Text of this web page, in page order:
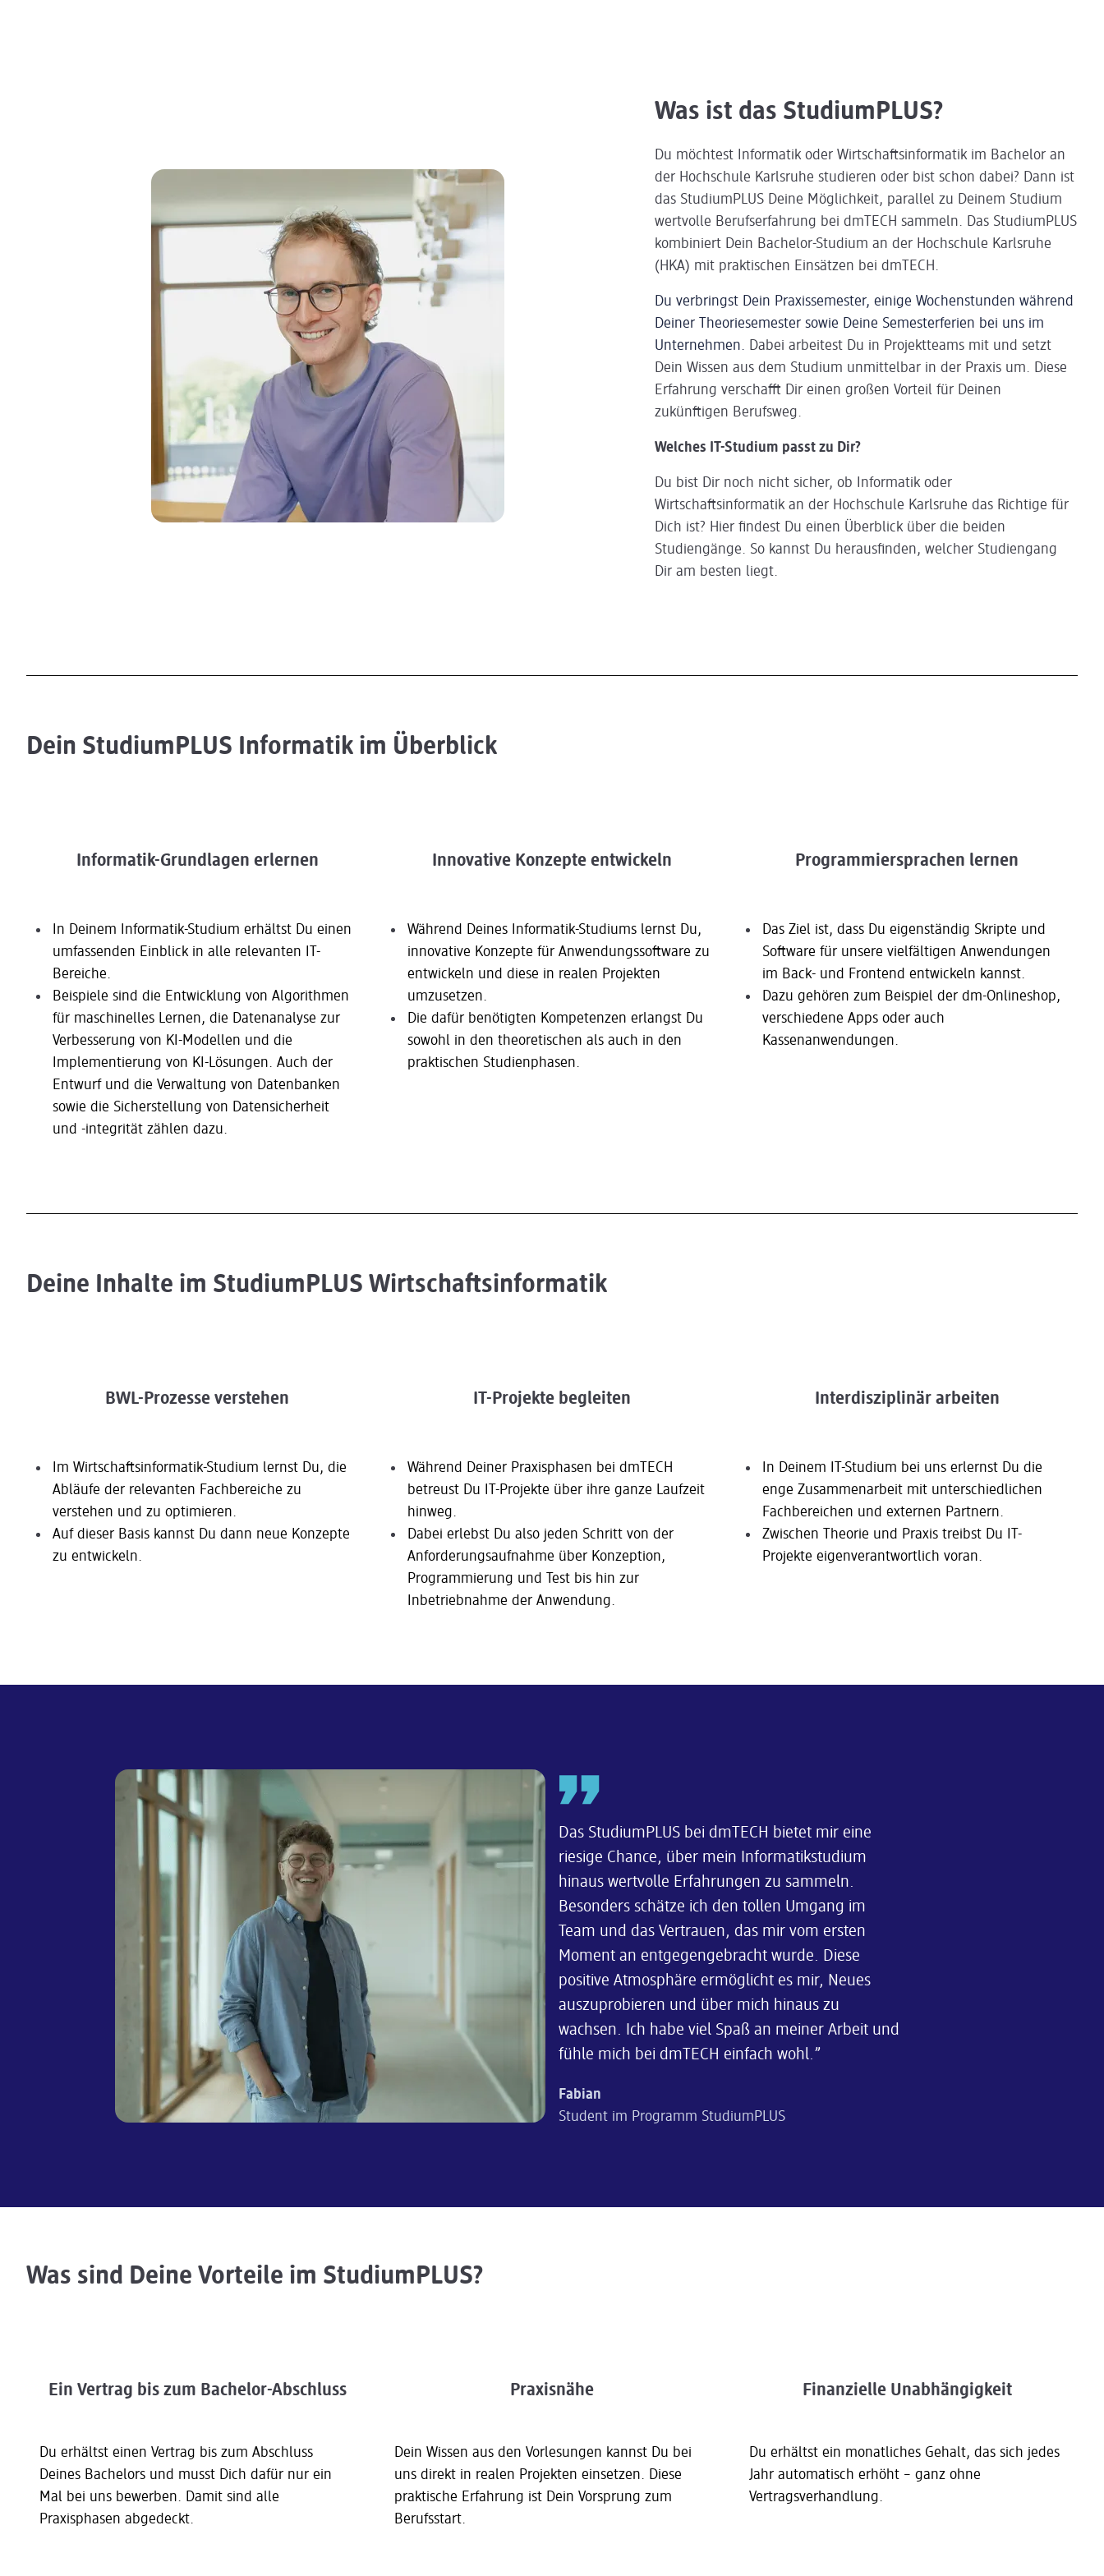
Was ist das StudiumPLUS?
Du möchtest Informatik oder Wirtschaftsinformatik im Bachelor an
der Hochschule Karlsruhe studieren oder bist schon dabei? Dann ist
das StudiumPLUS Deine Möglichkeit, parallel zu Deinem Studium
wertvolle Berufserfahrung bei dmTECH sammeln. Das StudiumPLUS
kombiniert Dein Bachelor-Studium an der Hochschule Karlsruhe
(HKA) mit praktischen Einsätzen bei dmTECH.
Du verbringst Dein Praxissemester, einige Wochenstunden während
Deiner Theoriesemester sowie Deine Semesterferien bei uns im
Unternehmen. Dabei arbeitest Du in Projektteams mit und setzt
Dein Wissen aus dem Studium unmittelbar in der Praxis um. Diese
Erfahrung verschafft Dir einen großen Vorteil für Deinen
zukünftigen Berufsweg.
Welches IT-Studium passt zu Dir?
Du bist Dir noch nicht sicher, ob Informatik oder
Wirtschaftsinformatik an der Hochschule Karlsruhe das Richtige für
Dich ist? Hier findest Du einen Überblick über die beiden
Studiengänge. So kannst Du herausfinden, welcher Studiengang
Dir am besten liegt.
Dein StudiumPLUS Informatik im Überblick
Informatik-Grundlagen erlernen
In Deinem Informatik-Studium erhältst Du einen
umfassenden Einblick in alle relevanten IT-
Bereiche.
Beispiele sind die Entwicklung von Algorithmen
für maschinelles Lernen, die Datenanalyse zur
Verbesserung von KI-Modellen und die
Implementierung von KI-Lösungen. Auch der
Entwurf und die Verwaltung von Datenbanken
sowie die Sicherstellung von Datensicherheit
und -integrität zählen dazu.
Innovative Konzepte entwickeln
Während Deines Informatik-Studiums lernst Du,
innovative Konzepte für Anwendungssoftware zu
entwickeln und diese in realen Projekten
umzusetzen.
Die dafür benötigten Kompetenzen erlangst Du
sowohl in den theoretischen als auch in den
praktischen Studienphasen.
Programmiersprachen lernen
Das Ziel ist, dass Du eigenständig Skripte und
Software für unsere vielfältigen Anwendungen
im Back- und Frontend entwickeln kannst.
Dazu gehören zum Beispiel der dm-Onlineshop,
verschiedene Apps oder auch
Kassenanwendungen.
Deine Inhalte im StudiumPLUS Wirtschaftsinformatik
BWL-Prozesse verstehen
Im Wirtschafts­informatik-Studium lernst Du, die
Abläufe der relevanten Fachbereiche zu
verstehen und zu optimieren.
Auf dieser Basis kannst Du dann neue Konzepte
zu entwickeln.
IT-Projekte begleiten
Während Deiner Praxisphasen bei dmTECH
betreust Du IT-Projekte über ihre ganze Laufzeit
hinweg.
Dabei erlebst Du also jeden Schritt von der
Anforderungsaufnahme über Konzeption,
Programmierung und Test bis hin zur
Inbetriebnahme der Anwendung.
Interdisziplinär arbeiten
In Deinem IT-Studium bei uns erlernst Du die
enge Zusammenarbeit mit unterschiedlichen
Fach­bereichen und externen Partnern.
Zwischen Theorie und Praxis treibst Du IT-
Projekte eigenverantwortlich voran.
Das StudiumPLUS bei dmTECH bietet mir eine
riesige Chance, über mein Informatikstudium
hinaus wertvolle Erfahrungen zu sammeln.
Besonders schätze ich den tollen Umgang im
Team und das Vertrauen, das mir vom ersten
Moment an entgegengebracht wurde. Diese
positive Atmosphäre ermöglicht es mir, Neues
auszuprobieren und über mich hinaus zu
wachsen. Ich habe viel Spaß an meiner Arbeit und
fühle mich bei dmTECH einfach wohl.
Fabian
Student im Programm StudiumPLUS
Was sind Deine Vorteile im StudiumPLUS?
Ein Vertrag bis zum Bachelor-Abschluss
Du erhältst einen Vertrag bis zum Abschluss
Deines Bachelors und musst Dich dafür nur ein
Mal bei uns bewerben. Damit sind alle
Praxisphasen abgedeckt.
Praxisnähe
Dein Wissen aus den Vorlesungen kannst Du bei
uns direkt in realen Projekten einsetzen. Diese
praktische Erfahrung ist Dein Vorsprung zum
Berufsstart.
Finanzielle Unabhängigkeit
Du erhältst ein monatliches Gehalt, das sich jedes
Jahr automatisch erhöht – ganz ohne
Vertragsverhandlung.